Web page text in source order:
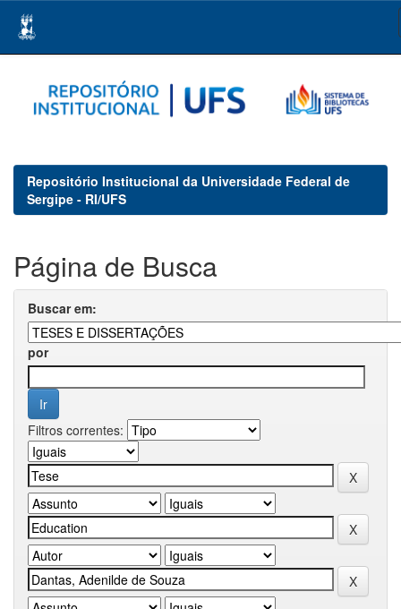
navigation
Repositório Institucional da Universidade Federal de
Sergipe - RI/UFS
Página de Busca
Buscar em:
por
Filtros correntes: